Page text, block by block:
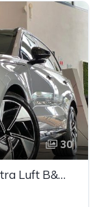
30
Volvo EX90 Performance AWD Ultra Luft B&W ACC AHK 7S